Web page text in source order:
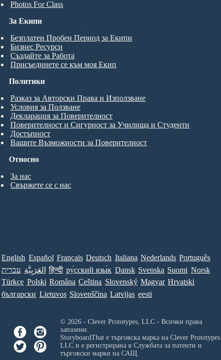
Photos For Class
За Екипи
Безплатен Пробен Период за Екипи
Бизнес Ресурси
Създайте за Работа
Присъединете се към моя Екип
Относно
За нас
Свържете се с нас
Политики
Разказ за Авторски Права и Използване
Условия за Ползване
Декларация за Поверителност
Поверителност и Сигурност за Училища и Студенти
Достъпност
Вашите Възможности за Поверителност
English Español Français Deutsch Italiana Nederlands Português
עברית العَرَبِيَّة हिन्दी ру́сский язы́к Dansk Svenska Suomi Norsk
Türkçe Polski Româna Ceština Slovenský Magyar Hrvatski
български Lietuvos Slovenščina Latvijas eesti
© 2026 - Clever Prototypes, LLC - Всички права
запазени.
StoryboardThat е търговска марка на Clever
LLCи е регистрирана в Службата за патенти и
търговски марки на САЩ